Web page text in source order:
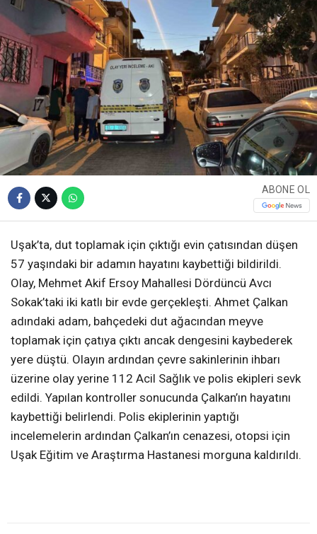
ABONE OL
Uşak’ta, dut toplamak için çıktığı evin çatısından düşen
57 yaşındaki bir adamın hayatını kaybettiği bildirildi.
Olay, Mehmet Akif Ersoy Mahallesi Dördüncü Avcı
Sokak’taki iki katlı bir evde gerçekleşti. Ahmet Çalkan
adındaki adam, bahçedeki dut ağacından meyve
toplamak için çatıya çıktı ancak dengesini kaybederek
yere düştü. Olayın ardından çevre sakinlerinin ihbarı
üzerine olay yerine 112 Acil Sağlık ve polis ekipleri sevk
edildi. Yapılan kontroller sonucunda Çalkan’ın hayatını
kaybettiği belirlendi. Polis ekiplerinin yaptığı
incelemelerin ardından Çalkan’ın cenazesi, otopsi için
Uşak Eğitim ve Araştırma Hastanesi morguna kaldırıldı.